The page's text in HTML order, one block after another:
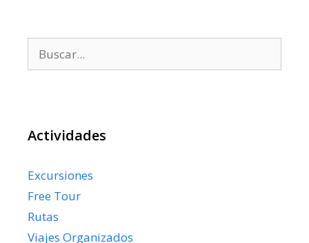
Actividades
Excursiones
Free Tour
Rutas
Viajes Organizados